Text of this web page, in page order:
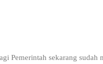
sekarang sudah